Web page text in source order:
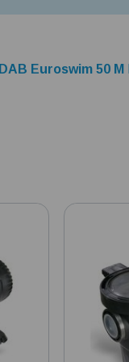
DAB Euroswim 50 M
4